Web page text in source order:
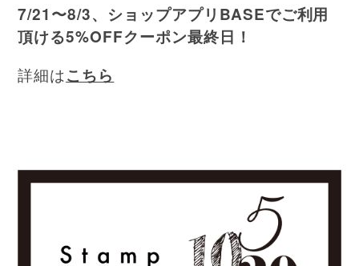
7/21〜8/3、ショップアプリBASEでご利用
頂ける5%OFFクーポン最終日！
詳細はこちら